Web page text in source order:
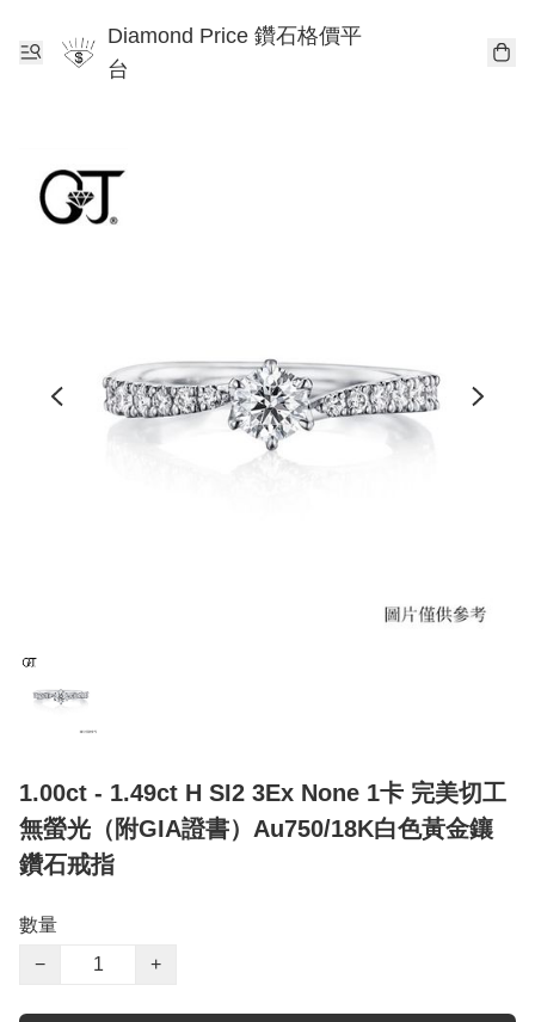
Diamond Price 鑽石格價平
台
1.00ct - 1.49ct H SI2 3Ex None 1卡 完美切工
無螢光（附GIA證書）Au750/18K白色黃金鑲
鑽石戒指
數量
−
+